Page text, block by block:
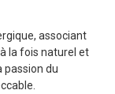
associant
la fois naturel et
passion du